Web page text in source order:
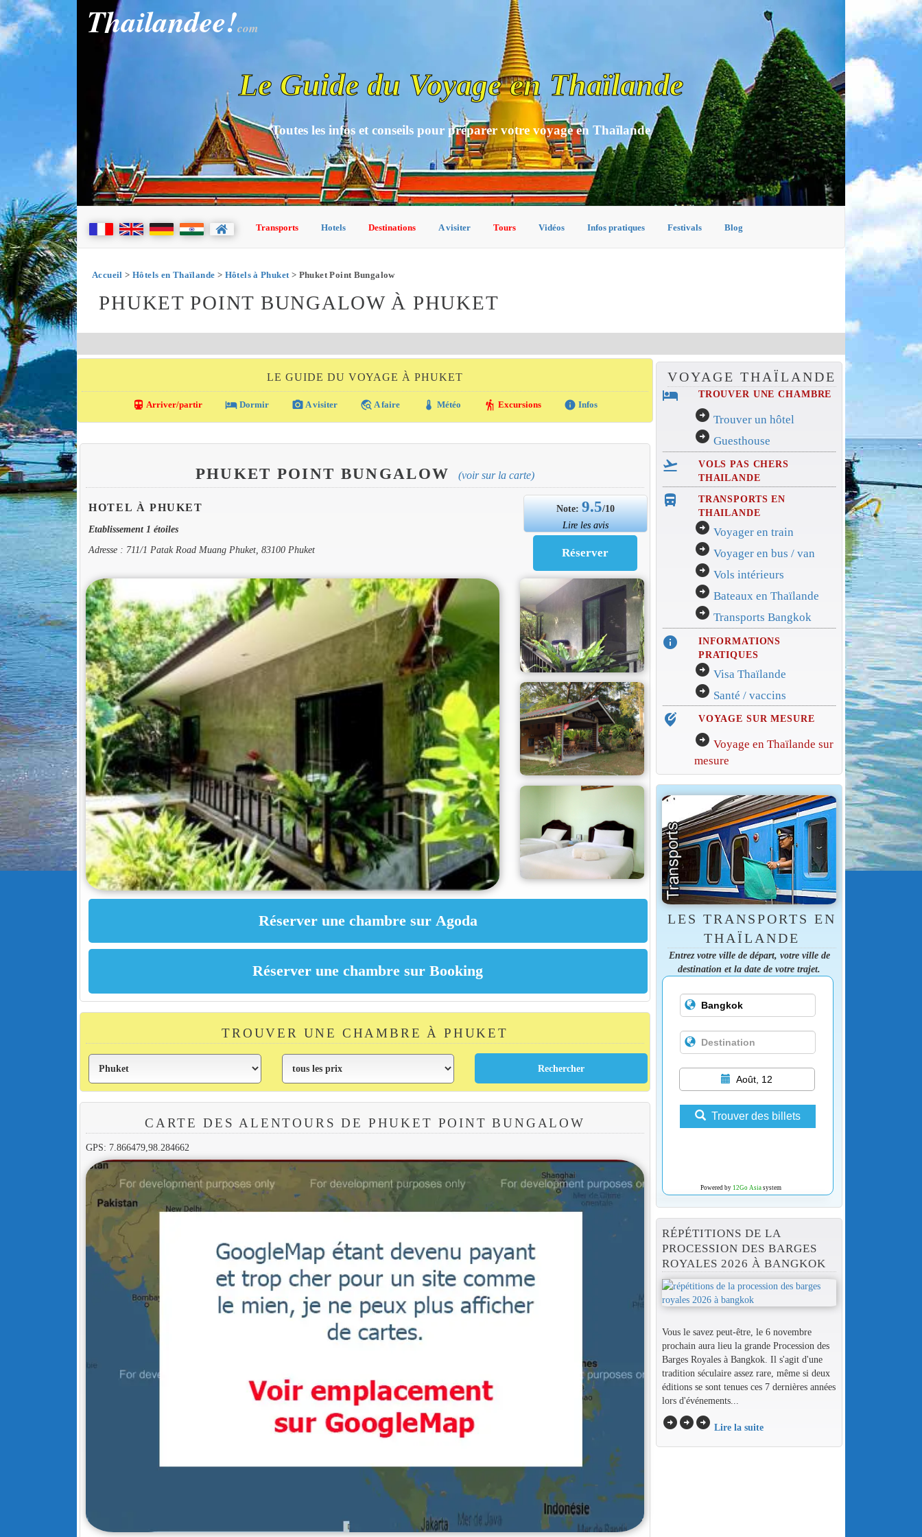
Thailandee!com
Le Guide du Voyage en Thaïlande
Toutes les infos et conseils pour préparer votre voyage en Thaïlande
Transports Hotels Destinations A visiter Tours Vidéos Infos pratiques Festivals Blog
Accueil > Hôtels en Thaïlande > Hôtels à Phuket> Phuket Point Bungalow
PHUKET POINT BUNGALOW À PHUKET
LE GUIDE DU VOYAGE À PHUKET
directions_transit Arriver/partir local_hotel Dormir photo_camera A visiter travel_explore A faire thermostat Météo hiking Excursions info Infos
PHUKET POINT BUNGALOW (voir sur la carte)
HOTEL À PHUKET
Etablissement 1 étoiles
Adresse : 711/1 Patak Road Muang Phuket, 83100 Phuket
Note:9.5/10
Lire les avis
TROUVER UNE CHAMBRE À PHUKET
CARTE DES ALENTOURS DE PHUKET POINT BUNGALOW
GPS: 7.866479,98.284662
VOYAGE THAÏLANDE
hotel TROUVER UNE CHAMBRE
arrow_circle_right Trouver un hôtel
arrow_circle_right Guesthouse
flight_takeoff
VOLS PAS CHERS
THAILANDE
directions_bus_filled
TRANSPORTS EN
THAILANDE
arrow_circle_right Voyager en train
arrow_circle_right Voyager en bus / van
arrow_circle_right Vols intérieurs
arrow_circle_right Bateaux en Thaïlande
arrow_circle_right Transports Bangkok
info
INFORMATIONS
PRATIQUES
arrow_circle_right Visa Thaïlande
arrow_circle_right Santé / vaccins
edit_location_alt VOYAGE SUR MESURE
arrow_circle_right Voyage en Thaïlande sur
mesure
LES TRANSPORTS EN
THAÏLANDE
Entrez votre ville de départ, votre ville de
destination et la date de votre trajet.
Août, 12
Trouver des billets
Powered by 12Go Asiasystem
RÉPÉTITIONS DE LA
PROCESSION DES BARGES
ROYALES 2026 À BANGKOK
Vous le savez peut-être, le 6 novembre
prochain aura lieu la grande Procession des
Barges Royales à Bangkok. Il s'agit d'une
tradition séculaire assez rare, même si deux
éditions se sont tenues ces 7 dernières années
lors d'événements...
arrow_circle_rightarrow_circle_rightarrow_circle_right Lire la suite